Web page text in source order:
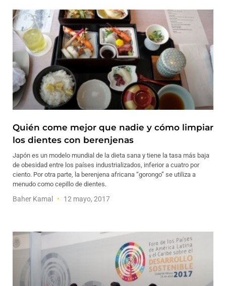
Quién come mejor que nadie y cómo limpiar
los dientes con berenjenas
Japón es un modelo mundial de la dieta sana y tiene la tasa más baja
de obesidad entre los países industrializados, inferior a cuatro por
ciento. Por otra parte, la berenjena africana “gorongo” se utiliza a
menudo como cepillo de dientes.
Baher Kamal 12 mayo, 2017